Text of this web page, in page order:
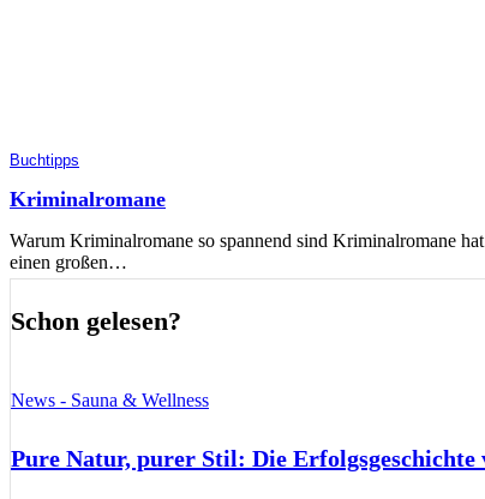
Buchtipps
Kriminalromane
Warum Kriminalromane so spannend sind Kriminalromane
einen großen…
Schon gelesen?
News - Sauna & Wellness
Pure Natur, purer Stil: Die Erfolgsgeschichte